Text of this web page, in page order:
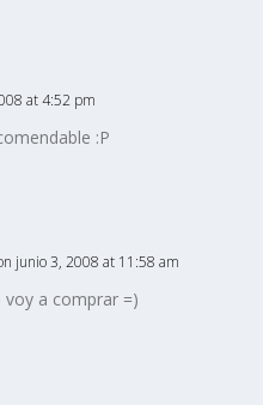
at 4:52 pm
:P
junio 3, 2008 at 11:58 am
voy a comprar =)